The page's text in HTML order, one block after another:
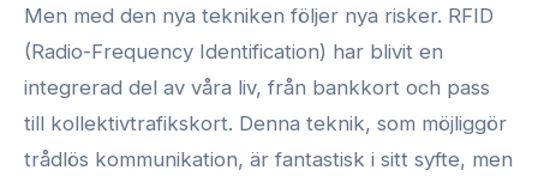
Men med den nya tekniken följer nya risker. RFID
(Radio-Frequency Identification) har blivit en
integrerad del av våra liv, från bankkort och pass
till kollektivtrafikskort. Denna teknik, som möjliggör
trådlös kommunikation, är fantastisk i sitt syfte, men